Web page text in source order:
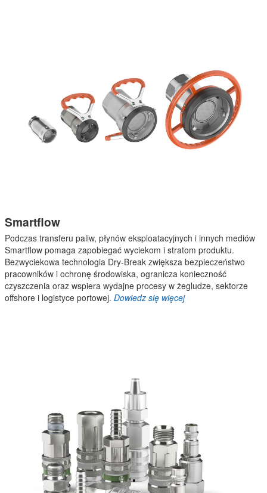
Smartflow
Podczas transferu paliw, płynów eksploatacyjnych i innych mediów
Smartflow pomaga zapobiegać wyciekom i stratom produktu.
Bezwyciekowa technologia Dry-Break zwiększa bezpieczeństwo
pracowników i ochronę środowiska, ogranicza konieczność
czyszczenia oraz wspiera wydajne procesy w żegludze, sektorze
offshore i logistyce portowej. Dowiedz się więcej